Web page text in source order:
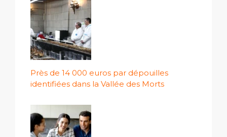
Près de 14 000 euros par dépouilles
identifiées dans la Vallée des Morts